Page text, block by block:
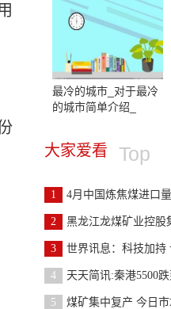
最冷的城市_对于最冷
的城市简单介绍_
大家爱看 Top
1 4月中国炼焦煤进口量同
2 黑龙江龙煤矿业控股集团
3 世界讯息：科技加持 让
4 天天简讯:秦港5500
5 煤矿集中复产 今日市场